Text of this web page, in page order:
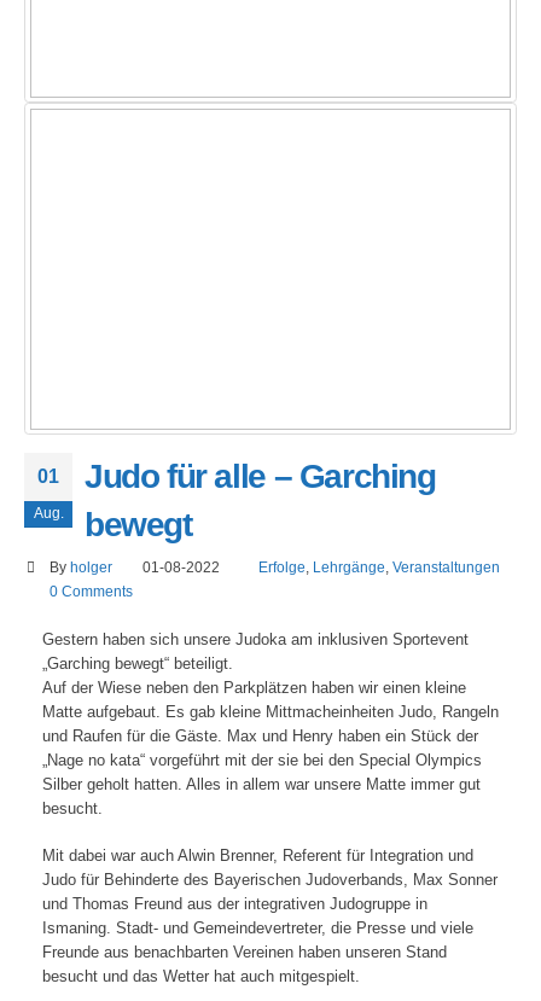
01
Aug.
Judo für alle – Garching
bewegt
By holger 01-08-2022 Erfolge Lehrgänge ,Veranstaltungen
0 Comments
Gestern haben sich unsere Judoka am inklusiven Sportevent
„Garching bewegt“ beteiligt.
Auf der Wiese neben den Parkplätzen haben wir einen kleine
Matte aufgebaut. Es gab kleine Mittmacheinheiten Judo, Rangeln
und Raufen für die Gäste. Max und Henry haben ein Stück der
„Nage no kata“ vorgeführt mit der sie bei den Special Olympics
Silber geholt hatten. Alles in allem war unsere Matte immer gut
besucht.
Mit dabei war auch Alwin Brenner, Referent für Integration und
Judo für Behinderte des Bayerischen Judoverbands, Max Sonner
und Thomas Freund aus der integrativen Judogruppe in
Ismaning. Stadt- und Gemeindevertreter, die Presse und viele
Freunde aus benachbarten Vereinen haben unseren Stand
besucht und das Wetter hat auch mitgespielt.